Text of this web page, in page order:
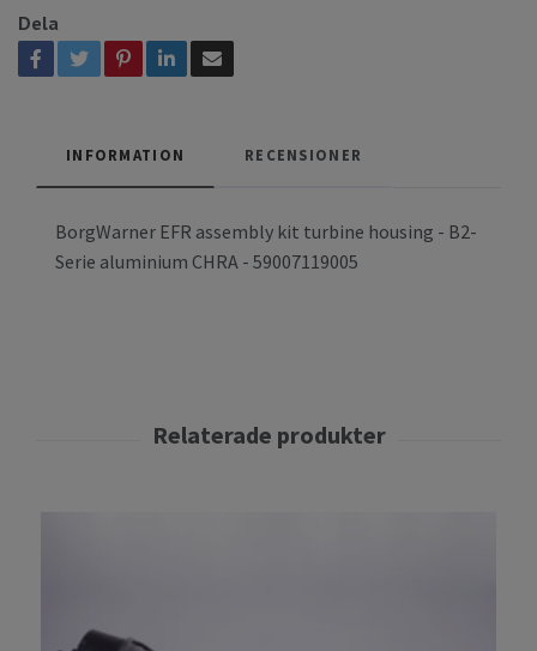
Dela
INFORMATION RECENSIONER
BorgWarner EFR assembly kit turbine housing - B2-
Serie aluminium CHRA - 59007119005